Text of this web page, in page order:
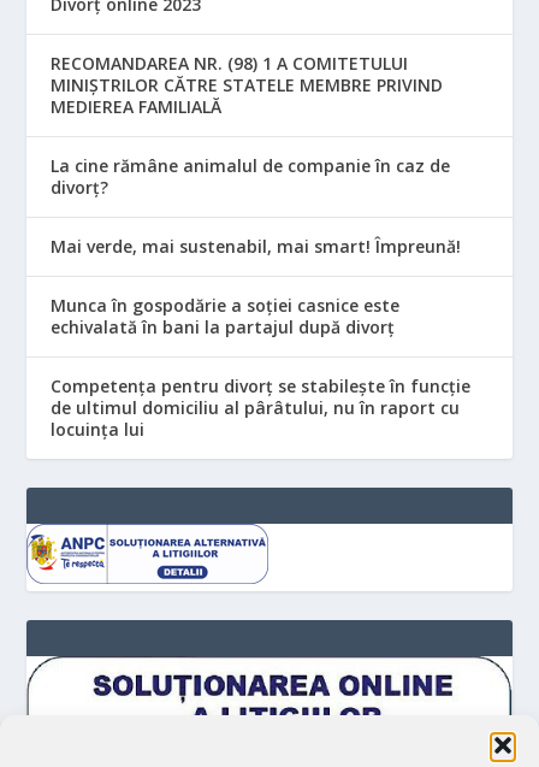
RECOMANDAREA NR. (98) 1 A COMITETULUI
MINIŞTRILOR CĂTRE STATELE MEMBRE PRIVIND
MEDIEREA FAMILIALĂ
La cine rămâne animalul de companie în caz de
divorț?
Mai verde, mai sustenabil, mai smart! Împreună!
Munca în gospodărie a soției casnice este
echivalată în bani la partajul după divorț
Competența pentru divorț se stabilește în funcție
de ultimul domiciliu al pârâtului, nu în raport cu
locuinţa lui